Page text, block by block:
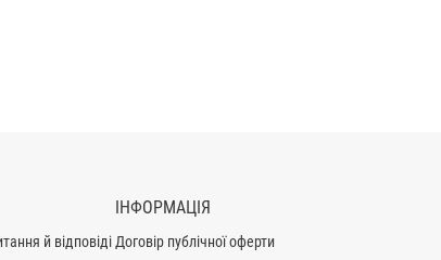
й відповіді
ІНФОРМАЦІЯ
Договір публічної оферти